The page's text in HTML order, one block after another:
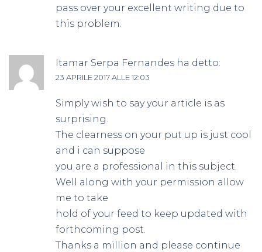
pass over your excellent writing due to
this problem.
Itamar Serpa Fernandes ha detto:
23 APRILE 2017 ALLE 12:03
Simply wish to say your article is as
surprising.
The clearness on your put up is just cool
and i can suppose
you are a professional in this subject.
Well along with your permission allow
me to take
hold of your feed to keep updated with
forthcoming post.
Thanks a million and please continue